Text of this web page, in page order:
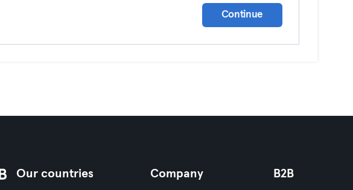
Continue
Our countries Company B2B